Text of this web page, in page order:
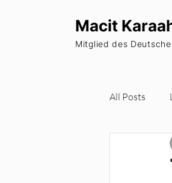
Macit
Mitglied des
All Posts